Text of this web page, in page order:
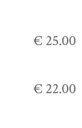
€ 25.00
€ 22.00